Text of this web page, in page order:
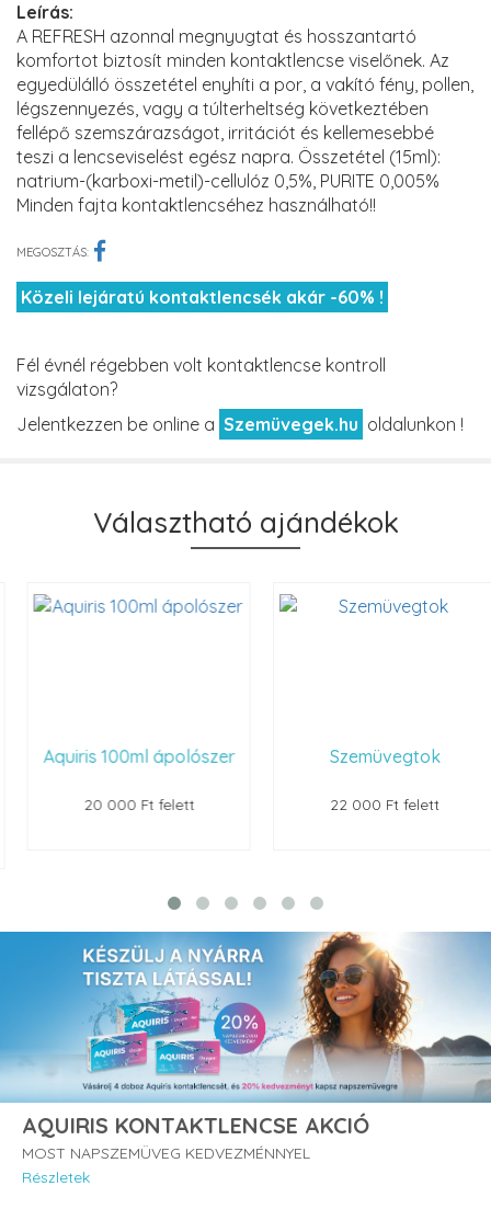
Leírás:
A REFRESH azonnal megnyugtat és hosszantartó
komfortot biztosít minden kontaktlencse viselőnek. Az
egyedülálló összetétel enyhíti a por, a vakító fény, pollen,
légszennyezés, vagy a túlterheltség következtében
fellépő szemszárazságot, irritációt és kellemesebbé
teszi a lencseviselést egész napra. Összetétel (15ml):
natrium-(karboxi-metil)-cellulóz 0,5%, PURITE 0,005%
Minden fajta kontaktlencséhez használható!!
MEGOSZTÁS:
Közeli lejáratú kontaktlencsék akár -60% !
Fél évnél régebben volt kontaktlencse kontroll
vizsgálaton?
Jelentkezzen be online a Szemüvegek.hu oldalunkon !
Választható ajándékok
Aquiris 100ml ápolószer
20 000 Ft felett
Szemüvegtok
22 000 Ft felett
AQUIRIS KONTAKTLENCSE AKCIÓ
MOST NAPSZEMÜVEG KEDVEZMÉNNYEL
Részletek